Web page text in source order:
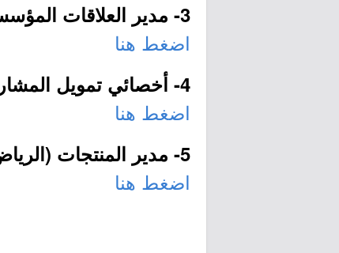
3- مدير العلاقات المؤسسية (المنطقة الشرقية):
اضغط هنا
4- أخصائي تمويل المشاريع والشركات (الرياض):
اضغط هنا
5- مدير المنتجات (الرياض):
اضغط هنا